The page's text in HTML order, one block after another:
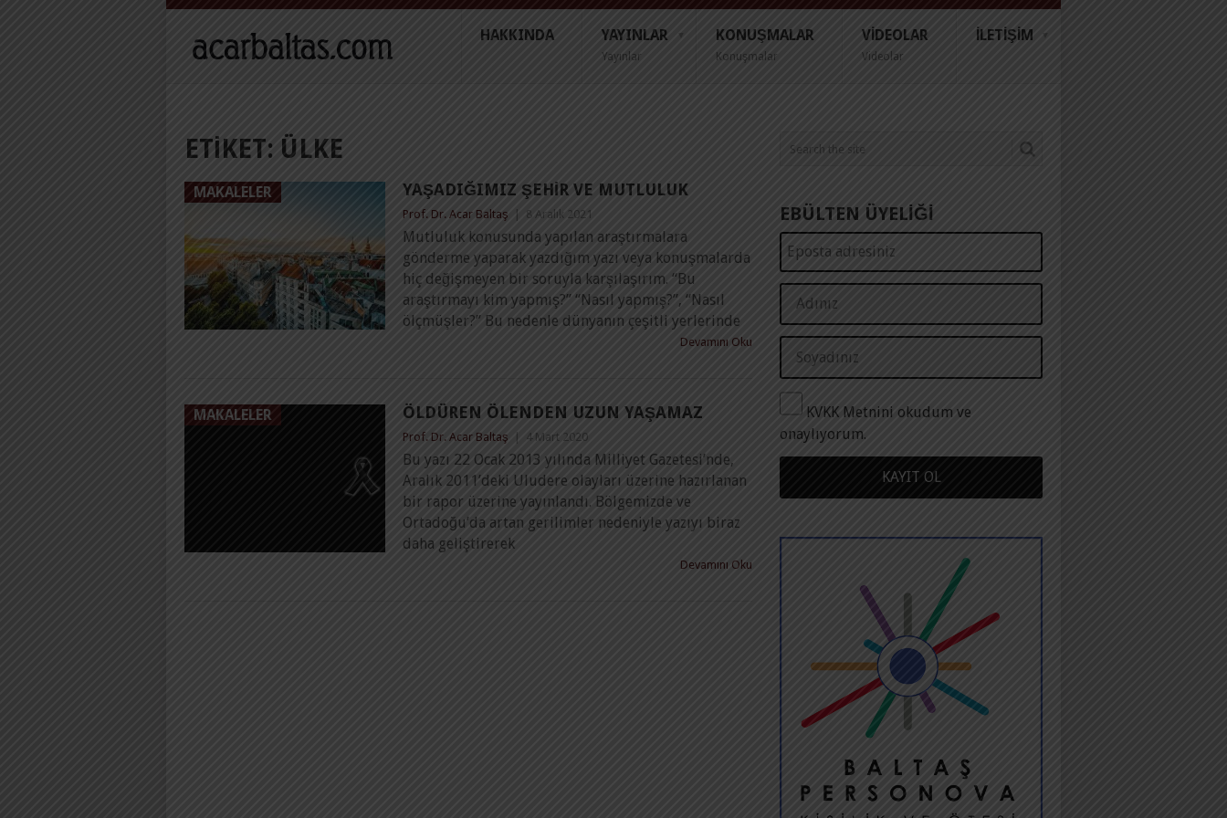
HAKKINDA YAYINLAR
Yayınlar
KONUŞMALAR
Konuşmalar
VIDEOLAR
Videolar
İLETIŞIM
ETIKET: ÜLKE
MAKALELER YAŞADIĞIMIZ ŞEHIR VE MUTLULUK
Prof. Dr. Acar Baltaş 8 Aralık 2021
Mutluluk konusunda yapılan araştırmalara
gönderme yaparak yazdığım yazı veya konuşmalarda
hiç değişmeyen bir soruyla karşılaşırım. “Bu
araştırmayı kim yapmış?” “Nasıl yapmış?”, “Nasıl
ölçmüşler?” Bu nedenle dünyanın çeşitli yerlerinde
Devamını Oku
MAKALELER ÖLDÜREN ÖLENDEN UZUN YAŞAMAZ
Prof. Dr. Acar Baltaş 4 Mart 2020
Bu yazı 22 Ocak 2013 yılında Milliyet Gazetesi’nde,
Aralık 2011’deki Uludere olayları üzerine hazırlanan
bir rapor üzerine yayınlandı. Bölgemizde ve
Ortadoğu’da artan gerilimler nedeniyle yazıyı biraz
daha geliştirerek
Devamını Oku
EBÜLTEN ÜYELİĞİ
KVKK Metnini okudum ve
onaylıyorum.